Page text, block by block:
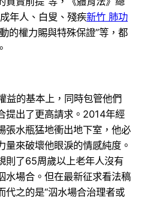
年人、白叟、殘疾新竹 肺功
的權力賜與特殊保證”等，都
益的基本上，同時包管他們
提出了更高請求。2014年經
張水瓶猛地衝出地下室，他必
量來破壞他眼淚的情感純度。
則了65周歲以上老年人沒有
水場合。但在最新征求看法稿
代之的是“泅水場合治理者或